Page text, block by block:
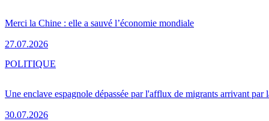
Merci la Chine : elle a sauvé l’économie mondiale
27.07.2026
Une enclave espagnole dépassée par l'afflux de migrants arrivant par
30.07.2026
POLITIQUE